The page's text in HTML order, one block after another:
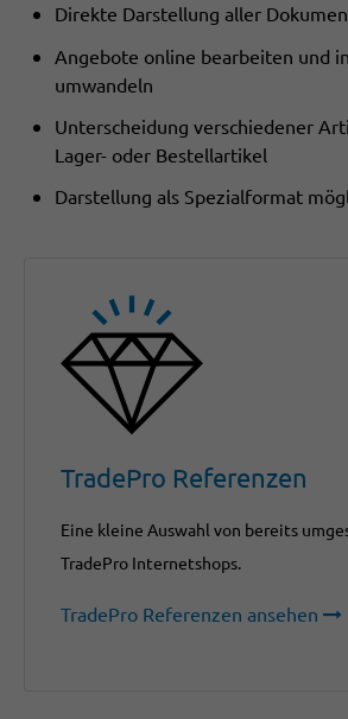
Direkte Darstellung aller
Angebote online bearbeiten und
umwandeln
Unterscheidung verschiedener
Lager- oder Bestellartikel
Darstellung als Spezialformat
TradePro Referenzen
Eine kleine Auswahl von bereits
TradePro Internetshops.
TradePro Referenzen ansehen